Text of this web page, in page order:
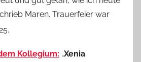
Maren. Trauerfeier war
Kollegium: „Xenia